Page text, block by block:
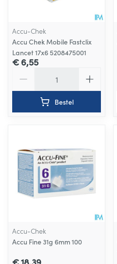
Accu-Chek
Accu Chek Mobile Fastclix
Lancet 17x6 5208475001
€ 6,55
Bestel
Accu-Chek
Accu Fine 31g 6mm 100